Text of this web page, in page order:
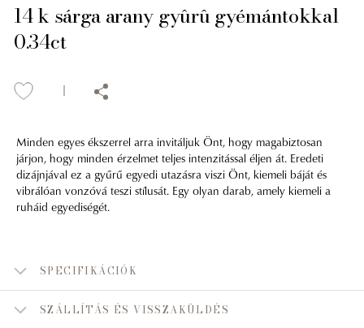
14 k sárga arany gyûrû gyémántokkal
0.34ct
Minden egyes ékszerrel arra invitáljuk Önt, hogy magabiztosan
járjon, hogy minden érzelmet teljes intenzitással éljen át. Eredeti
dizájnjával ez a gyűrű egyedi utazásra viszi Önt, kiemeli báját és
vibrálóan vonzóvá teszi stílusát. Egy olyan darab, amely kiemeli a
ruháid egyediségét.
SPECIFIKÁCIÓK
SZÁLLÍTÁS ÉS VISSZAKÜLDÉS